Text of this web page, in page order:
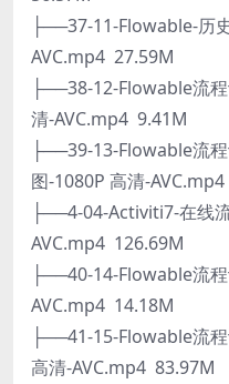
├──37-11-Flowable-历
AVC.mp4 27.59M
├──38-12-Flowable流
清-AVC.mp4 9.41M
├──39-13-Flowable流
图-1080P 高清-
├──4-04-Activiti7-在线
AVC.mp4 126.69M
├──40-14-Flowable流
AVC.mp4 14.18M
├──41-15-Flowable流
高清-AVC.mp4 83.97M